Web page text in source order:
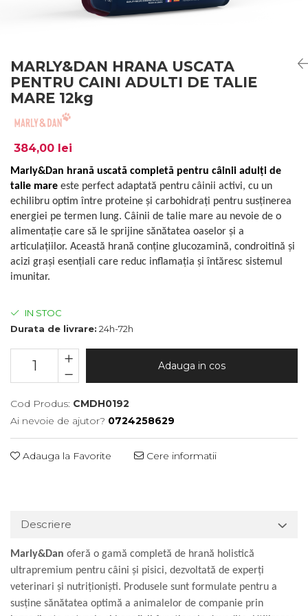
MARLY&DAN HRANA USCATA
PENTRU CAINI ADULTI DE TALIE
MARE 12kg
384,00 lei
Marly&Dan hrană uscată completă pentru câinii adulți de
talie mare este perfect adaptată pentru câinii activi, cu un
echilibru optim între proteine și carbohidrați pentru susținerea
energiei pe termen lung. Câinii de talie mare au nevoie de o
alimentație care să le sprijine sănătatea oaselor și a
articulațiilor. Această hrană conține glucozamină, condroitină și
acizi grași esențiali care reduc inflamația și întăresc sistemul
imunitar.
IN STOC
Durata de livrare: 24h-72h
Adauga in cos
Cod Produs: CMDH0192
Ai nevoie de ajutor? 0724258629
Adauga la Favorite Cere informatii
Descriere
Marly&Dan oferă o gamă completă de hrană holistică
ultrapremium pentru câini și pisici, dezvoltată de experți
veterinari și nutriționiști. Produsele sunt formulate pentru a
susține sănătatea optimă a animalelor de companie prin